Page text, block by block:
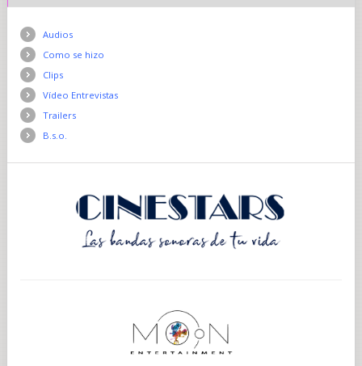
Audios
Como se hizo
Clips
Vídeo Entrevistas
Trailers
B.s.o.